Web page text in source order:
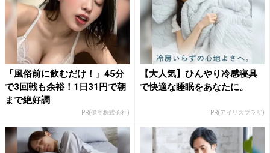
「風俗前に飲むだけ！」45分
で3回戦も余裕！1日31円で朝
まで絶好調
PR(健商株式会社)
【大人気】ひんやり冷感寝具
で快適な睡眠をあなたに。
PR(アイリスプラザ)